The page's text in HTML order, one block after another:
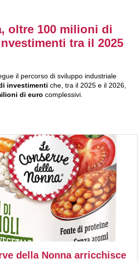
oltre 100 milioni di
tra il 2025
il percorso di sviluppo industriale
investimenti che, tra il 2025 e il 2026,
di euro complessivi.
della Nonna arricchisce